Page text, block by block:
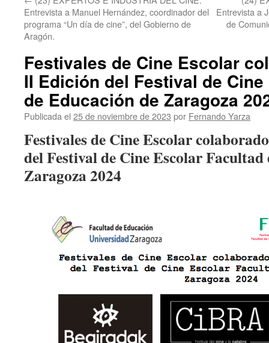
Entrevista a Manuel Hernández, coordinador del
programa “Un día de cine”, del Gobierno de
Aragón.
Entrevista a
de
Festivales de Cine Escolar
II Edición del Festival de
de Educación de Zaragoza
Publicada el 25 de noviembre de 2023 por Fernando Yarza
Festivales de Cine Escolar
del Festival de Cine Escolar Facultad
Zaragoza 2024